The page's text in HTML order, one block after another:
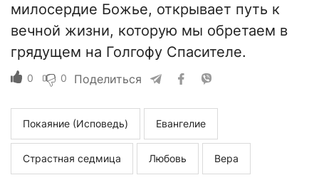
милосердие Божье, открывает путь к
вечной жизни, которую мы обретаем в
грядущем на Голгофу Спасителе.
0 0 Поделиться
Покаяние (Исповедь) Евангелие
Страстная седмица Любовь Вера